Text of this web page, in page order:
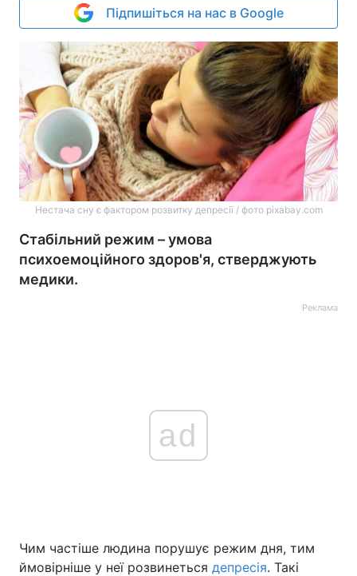
Підпишіться на нас в Google
Нестача сну є фактором розвитку депресії / фото pixabay.com
Стабільний режим – умова
психоемоційного здоров'я, стверджують
медики.
Реклама
ad
Чим частіше людина порушує режим дня, тим
ймовірніше у неї розвинеться депресія. Такі